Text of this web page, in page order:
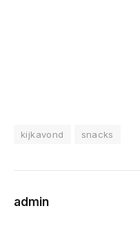
kijkavond snacks
admin